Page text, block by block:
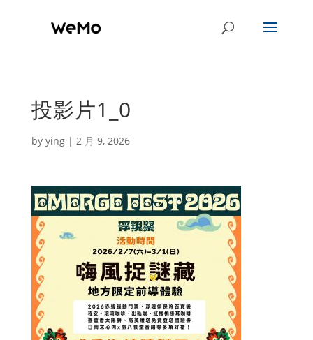
投影片1_0
by ying| 2 月 9, 2026